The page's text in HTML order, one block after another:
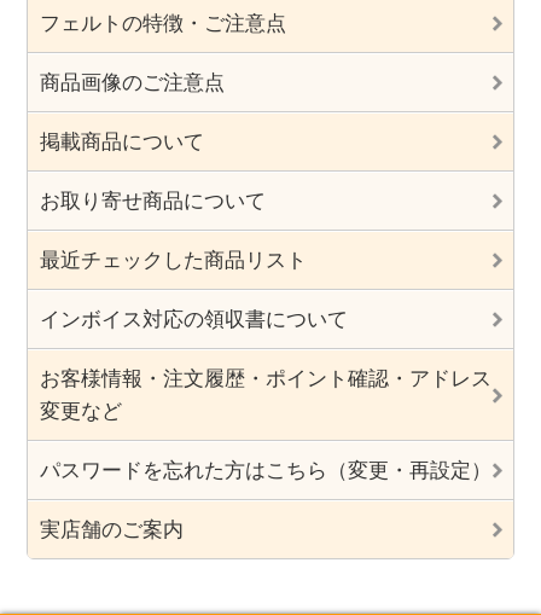
フェルトの特徴・ご注意点
商品画像のご注意点
掲載商品について
お取り寄せ商品について
最近チェックした商品リスト
インボイス対応の領収書について
お客様情報・注文履歴・ポイント確認・アドレス
変更など
パスワードを忘れた方はこちら（変更・再設定）
実店舗のご案内